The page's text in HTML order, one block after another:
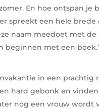
En hoe ontspan je
spreekt een hele brede
naam meedoet met de
beginnen met een boek.’
in een prachtig
hard gebonk en
nog een vrouw wordt